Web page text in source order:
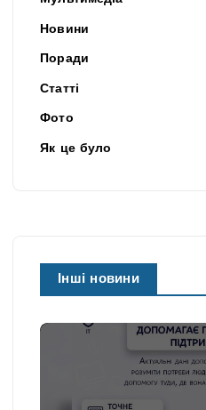
Новини
Поради
Статті
Фото
Як це було
Інші новини